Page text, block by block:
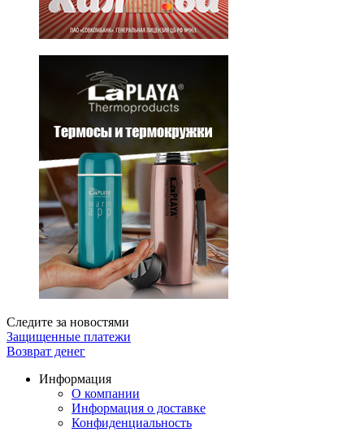
Следите за новостями
Защищенные платежи
Возврат денег
Информация
О компании
Информация о доставке
Конфиденциальность